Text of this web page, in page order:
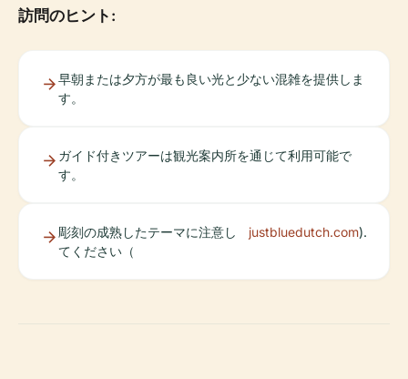
訪問のヒント:
早朝または夕方が最も良い光と少ない混雑を提供しま
す。
ガイド付きツアーは観光案内所を通じて利用可能で
す。
彫刻の成熟したテーマに注意し
てください（
justbluedutch.com).